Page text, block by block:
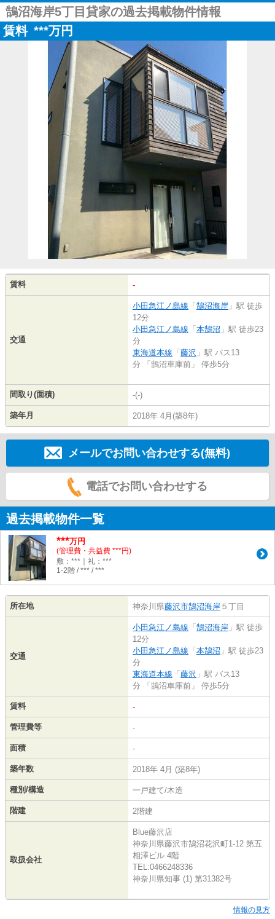
鵠沼海岸5丁目貸家の過去掲載物件情報
賃料 ***万円
賃料 -
交通
小田急江ノ島線 「 鵠沼海岸 」駅 徒歩
12分
小田急江ノ島線 「 本鵠沼 」駅 徒歩23
分
東海道本線 「 藤沢 」駅 バス13
分 「鵠沼車庫前」 停歩5分
間取り(面積) -(-)
築年月 2018年 4月(築8年)
メールでお問い合わせする(無料)
電話でお問い合わせする
過去掲載物件一覧
***万円
(管理費・共益費 ***円)
敷：***｜礼：***
1-2階 / *** / ***
所在地 神奈川県藤沢市鵠沼海岸 ５丁目
交通
小田急江ノ島線 「 鵠沼海岸 」駅 徒歩
12分
小田急江ノ島線 「 本鵠沼 」駅 徒歩23
分
東海道本線 「 藤沢 」駅 バス13
分 「鵠沼車庫前」 停歩5分
賃料 -
管理費等 -
面積 -
築年数 2018年 4月 (築8年)
種別/構造 一戸建て/木造
階建 2階建
取扱会社
Blue藤沢店
神奈川県藤沢市鵠沼花沢町1-12 第五
相澤ビル 4階
TEL:0466248336
神奈川県知事 (1) 第31382号
情報の見方